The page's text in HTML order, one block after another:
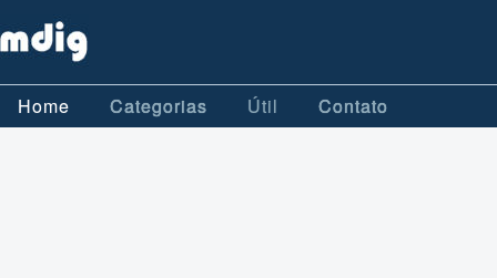
Home Categorias Útil Contato